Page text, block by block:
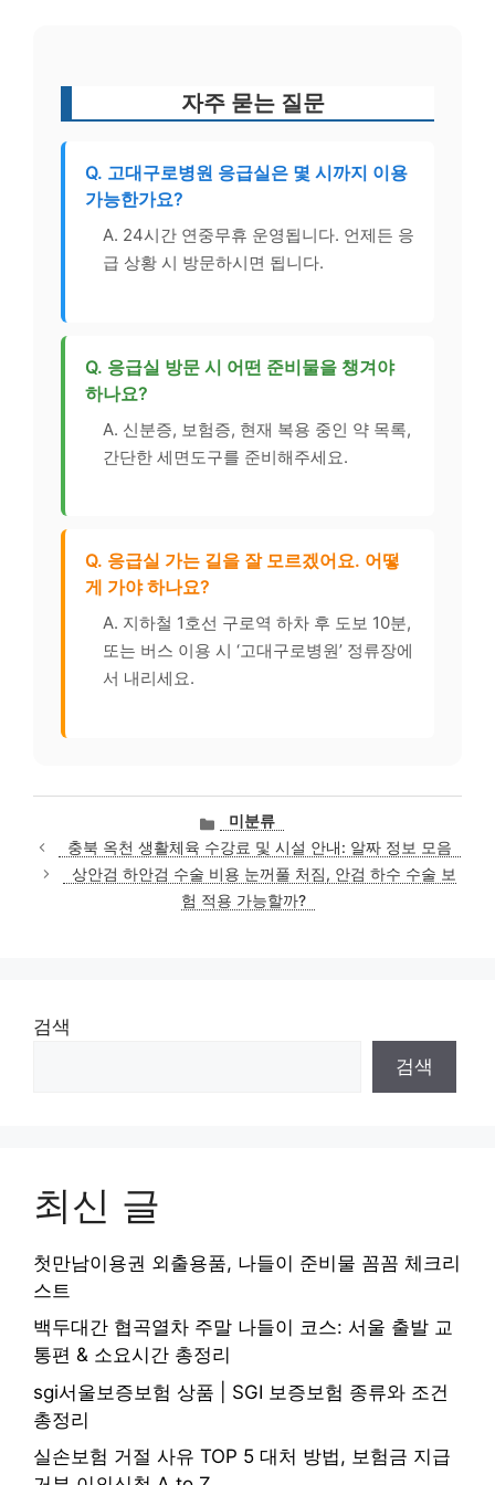
자주 묻는 질문
Q. 고대구로병원 응급실은 몇 시까지 이용
가능한가요?
A. 24시간 연중무휴 운영됩니다. 언제든 응
급 상황 시 방문하시면 됩니다.
Q. 응급실 방문 시 어떤 준비물을 챙겨야
하나요?
A. 신분증, 보험증, 현재 복용 중인 약 목록,
간단한 세면도구를 준비해주세요.
Q. 응급실 가는 길을 잘 모르겠어요. 어떻
게 가야 하나요?
A. 지하철 1호선 구로역 하차 후 도보 10분,
또는 버스 이용 시 ‘고대구로병원’ 정류장에
서 내리세요.
카
테
고
리
미분류
충북 옥천 생활체육 수강료 및 시설 안내: 알짜 정보 모음
상안검 하안검 수술 비용 눈꺼풀 처짐, 안검 하수 수술 보
험 적용 가능할까?
검색
검색
최신 글
첫만남이용권 외출용품, 나들이 준비물 꼼꼼 체크리
스트
백두대간 협곡열차 주말 나들이 코스: 서울 출발 교
통편 & 소요시간 총정리
sgi서울보증보험 상품 | SGI 보증보험 종류와 조건
총정리
실손보험 거절 사유 TOP 5 대처 방법, 보험금 지급